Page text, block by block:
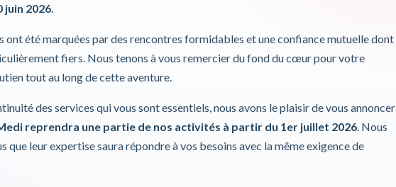
juin 2026
ont été marquées par des rencontres formidables et une confiance mutuelle dont
fiers. Nous tenons à vous remercier du fond du cœur pour votre
tout au long de cette aventure.
des services qui vous sont essentiels, nous avons le plaisir de vous annoncer
reprendra une partie de nos activités à partir du 1er juillet 2026 . Nous
que leur expertise saura répondre à vos besoins avec la même exigence de